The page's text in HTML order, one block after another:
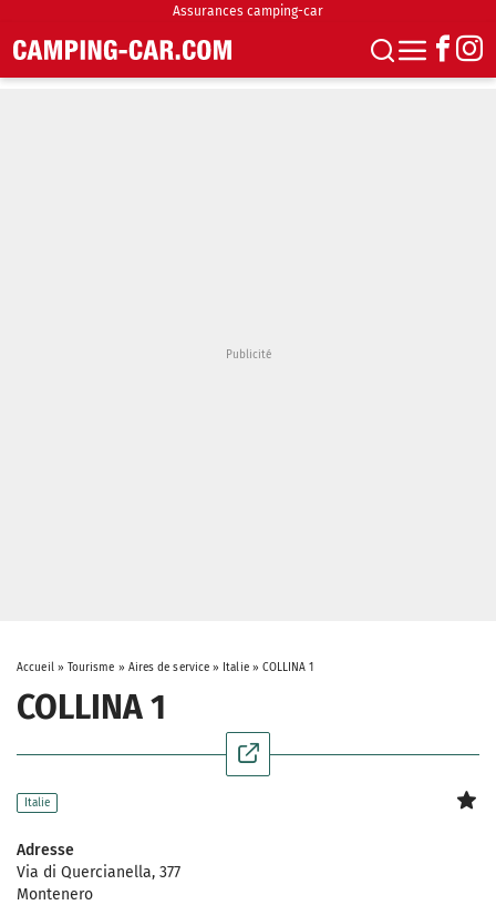
Assurances camping-car
Accueil» Tourisme » Aires de service » Italie» COLLINA 1
COLLINA 1
Italie
Adresse
Via di Quercianella, 377
Montenero